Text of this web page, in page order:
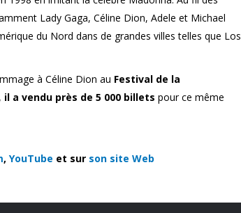
Lady Gaga, Céline Dion, Adele et Michael
du Nord dans de grandes villes telles que Los
à Céline Dion au Festival de la
il a vendu près de 5 000 billets pour ce même
, YouTube et sur son site Web